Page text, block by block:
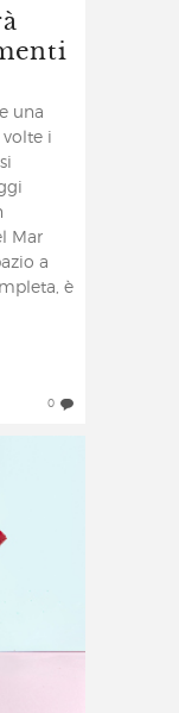
una
volte i
Mar
a
è
0